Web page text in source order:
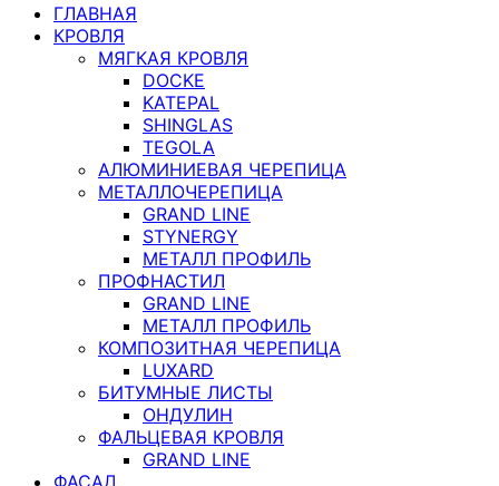
ГЛАВНАЯ
КРОВЛЯ
МЯГКАЯ КРОВЛЯ
DOCKE
KATEPAL
SHINGLAS
TEGOLA
АЛЮМИНИЕВАЯ ЧЕРЕПИЦА
МЕТАЛЛОЧЕРЕПИЦА
GRAND LINE
STYNERGY
МЕТАЛЛ ПРОФИЛЬ
ПРОФНАСТИЛ
GRAND LINE
МЕТАЛЛ ПРОФИЛЬ
КОМПОЗИТНАЯ ЧЕРЕПИЦА
LUXARD
БИТУМНЫЕ ЛИСТЫ
ОНДУЛИН
ФАЛЬЦЕВАЯ КРОВЛЯ
GRAND LINE
ФАСАД